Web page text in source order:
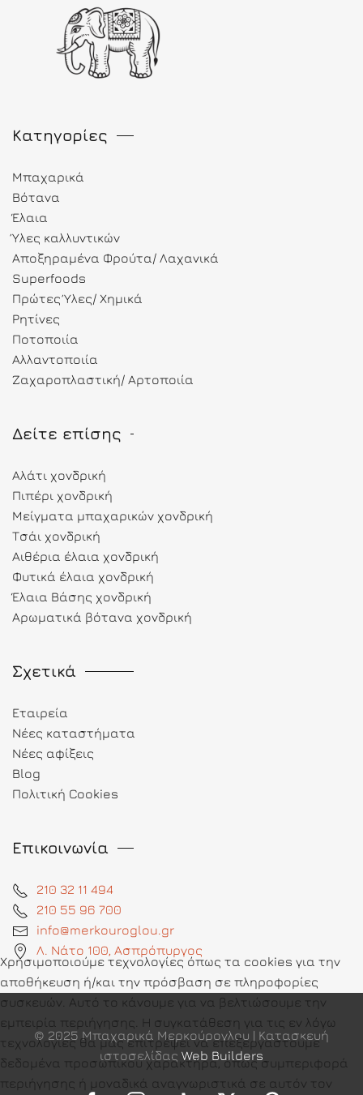
Κατηγορίες
Μπαχαρικά
Βότανα
Έλαια
Ύλες καλλυντικών
Αποξηραμένα Φρούτα/ Λαχανικά
Superfoods
Πρώτες Ύλες/ Χημικά
Ρητίνες
Ποτοποιία
Αλλαντοποιία
Ζαχαροπλαστική/ Αρτοποιία
Δείτε επίσης
Αλάτι χονδρική
Πιπέρι χονδρική
Μείγματα μπαχαρικών χονδρική
Τσάι χονδρική
Αιθέρια έλαια χονδρική
Φυτικά έλαια χονδρική
Έλαια Βάσης χονδρική
Αρωματικά βότανα χονδρική
Σχετικά
Εταιρεία
Νέες καταστήματα
Νέες αφίξεις
Blog
Πολιτική Cookies
Επικοινωνία
210 32 11 494
210 55 96 700
info@merkouroglou.gr
Λ. Νάτο 100, Ασπρόπυργος
© 2025 Μπαχαρικά Μερκούρογλου | Κατασκευή
ιστοσελίδας Web Builders
Χρησιμοποιούμε τεχνολογίες όπως τα cookies για την
αποθήκευση ή/και την πρόσβαση σε πληροφορίες
συσκευών. Αυτό το κάνουμε για να βελτιώσουμε την
εμπειρία περιήγησης. Η συγκατάθεση για τις εν λόγω
τεχνολογίες θα μας επιτρέψει να επεξεργαστούμε
δεδομένα προσωπικού χαρακτήρα, όπως συμπεριφορά
περιήγησης ή μοναδικά αναγνωριστικά σε αυτόν τον